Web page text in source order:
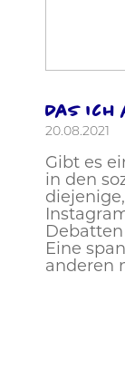
Das Ich
20.08.2021
Gibt es
in den
Eine
anderen